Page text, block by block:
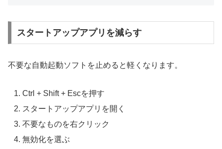
スタートアップアプリを減らす
不要な自動起動ソフトを止めると軽くなります。
Ctrl + Shift + Escを押す
スタートアップアプリを開く
不要なものを右クリック
無効化を選ぶ